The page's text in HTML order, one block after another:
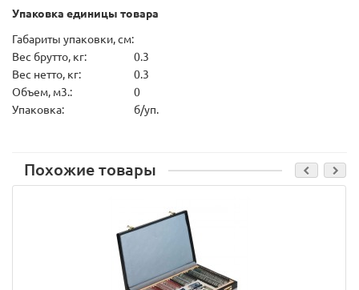
Упаковка единицы товара
Габариты упаковки, см:
Вес брутто, кг:
0.3
Вес нетто, кг:
0.3
Объем, м3.:
0
Упаковка:
б/уп.
Похожие товары